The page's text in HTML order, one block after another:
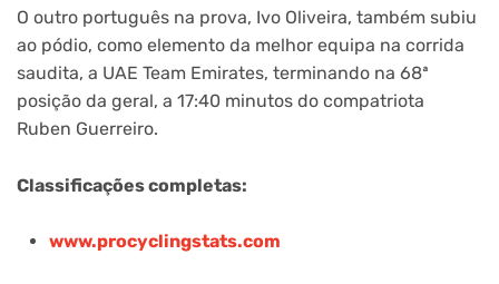
O outro português na prova, Ivo Oliveira, também subiu
ao pódio, como elemento da melhor equipa na corrida
saudita, a UAE Team Emirates, terminando na 68ª
posição da geral, a 17:40 minutos do compatriota
Ruben Guerreiro.
Classificações completas:
www.procyclingstats.com